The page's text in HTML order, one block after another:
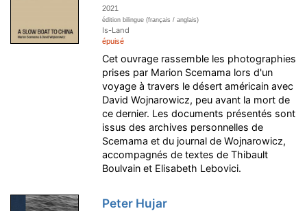
2021
édition bilingue (français / anglais)
Is-Land
épuisé
Cet ouvrage rassemble les photographies
prises par Marion Scemama lors d'un
voyage à travers le désert américain avec
David Wojnarowicz, peu avant la mort de
ce dernier. Les documents présentés sont
issus des archives personnelles de
Scemama et du journal de Wojnarowicz,
accompagnés de textes de Thibault
Boulvain et Elisabeth Lebovici.
Peter Hujar